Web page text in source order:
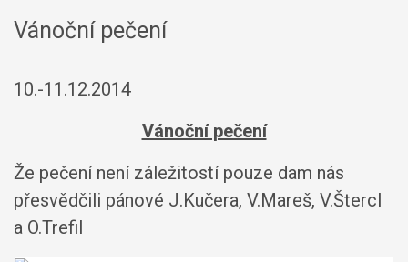
Vánoční pečení
10.-11.12.2014
Vánoční pečení
Že pečení není záležitostí pouze dam nás
přesvědčili pánové J.Kučera, V.Mareš, V.Štercl
a O.Trefil